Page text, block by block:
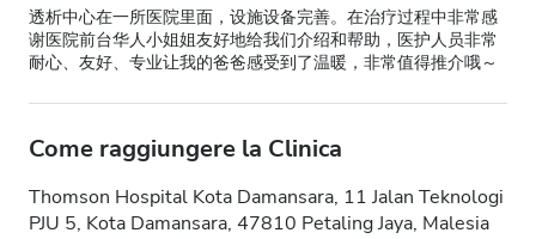
透析中心在一所医院里面，设施设备完善。在治疗过程中非常感
谢医院前台华人小姐姐友好地给我们介绍和帮助，医护人员非常
耐心、友好、专业让我的爸爸感受到了温暖，非常值得推介哦～
Come raggiungere la Clinica
Thomson Hospital Kota Damansara, 11 Jalan Teknologi
PJU 5, Kota Damansara, 47810 Petaling Jaya, Malesia